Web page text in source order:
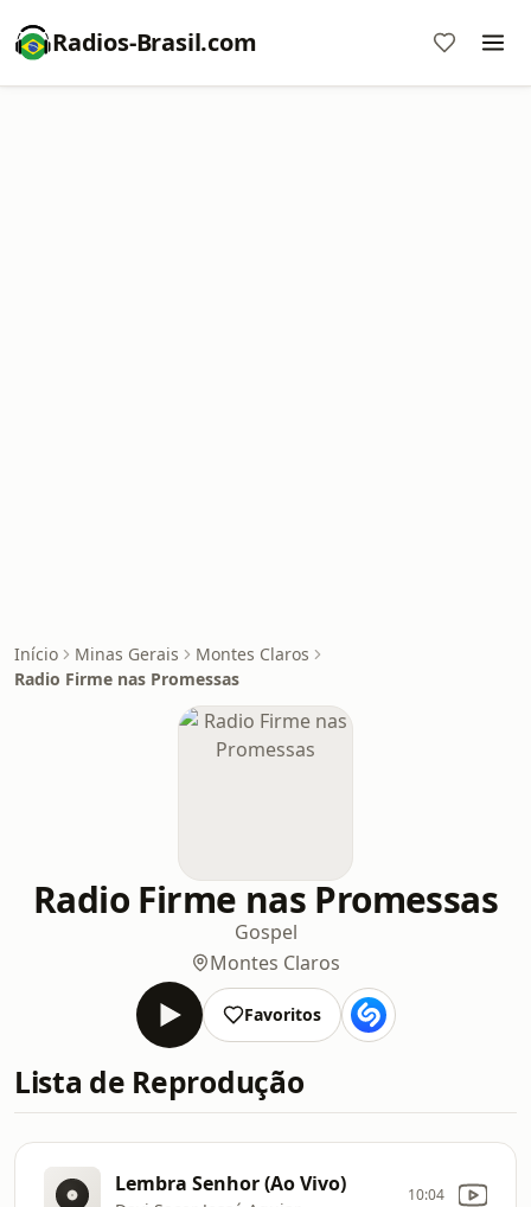
Radios-Brasil.com
Início Minas Gerais
Montes Claros
Radio Firme nas Promessas
Radio Firme nas Promessas
Gospel
Montes Claros
Favoritos
Lista de Reprodução
Lembra Senhor (Ao Vivo) 10:04